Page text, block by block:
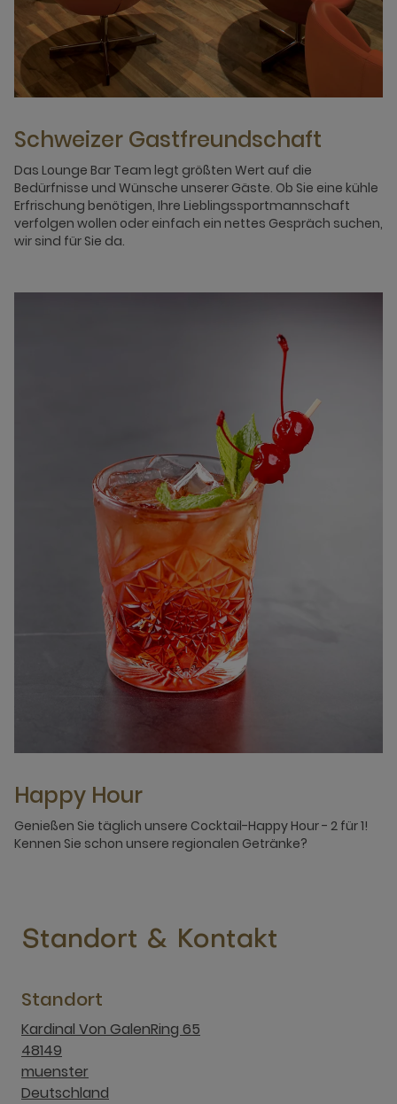
Schweizer Gastfreundschaft
Das Lounge Bar Team legt größten Wert auf die
Bedürfnisse und Wünsche unserer Gäste. Ob Sie eine kühle
Erfrischung benötigen, Ihre Lieblingssportmannschaft
verfolgen wollen oder einfach ein nettes Gespräch suchen,
wir sind für Sie da.
Happy Hour
Genießen Sie täglich unsere Cocktail-Happy Hour - 2 für 1!
Kennen Sie schon unsere regionalen Getränke?
Standort & Kontakt
Standort
Kardinal Von GalenRing 65
48149
muenster
Deutschland